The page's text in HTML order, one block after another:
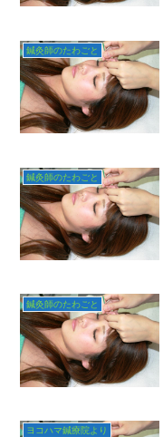
鍼灸師のたわごと
鍼灸師のたわごと
鍼灸師のたわごと
ヨコハマ鍼療院より